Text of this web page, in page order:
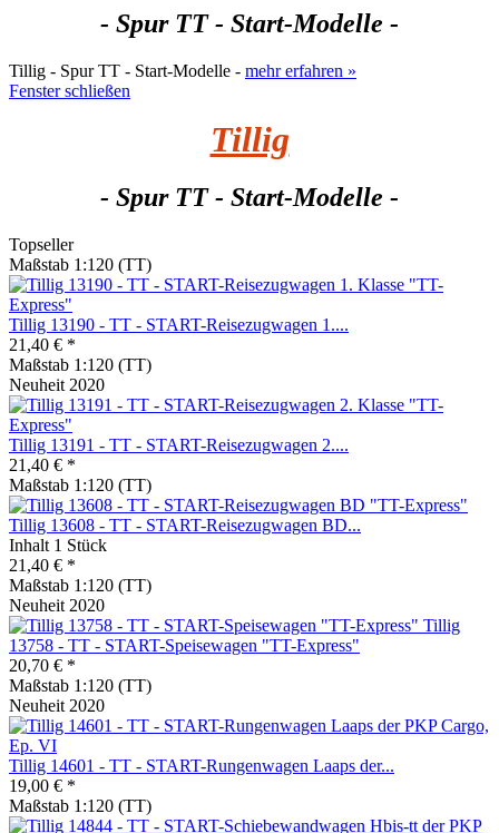
- Spur TT - Start-Modelle -
Tillig - Spur TT - Start-Modelle - mehr erfahren »
Fenster schließen
Tillig
- Spur TT - Start-Modelle -
Topseller
Maßstab 1:120 (TT)
Tillig 13190 - TT - START-Reisezugwagen 1....
21,40 € *
Maßstab 1:120 (TT)
Neuheit 2020
Tillig 13191 - TT - START-Reisezugwagen 2....
21,40 € *
Maßstab 1:120 (TT)
Tillig 13608 - TT - START-Reisezugwagen BD...
Inhalt 1 Stück
21,40 € *
Maßstab 1:120 (TT)
Neuheit 2020
Tillig
13758 - TT - START-Speisewagen "TT-Express"
20,70 € *
Maßstab 1:120 (TT)
Neuheit 2020
Tillig 14601 - TT - START-Rungenwagen Laaps der...
19,00 € *
Maßstab 1:120 (TT)